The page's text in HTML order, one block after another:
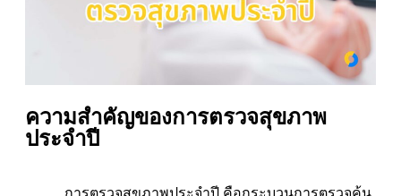
ความสำคัญของการตรวจสุขภาพ
ประจำปี
การตรวจสุขภาพประจำปี คือกระบวนการตรวจค้น